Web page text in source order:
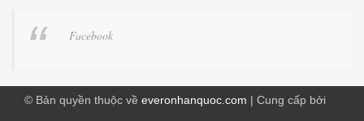
Facebook
© Bản quyền thuộc về everonhanquoc.com | Cung cấp bởi